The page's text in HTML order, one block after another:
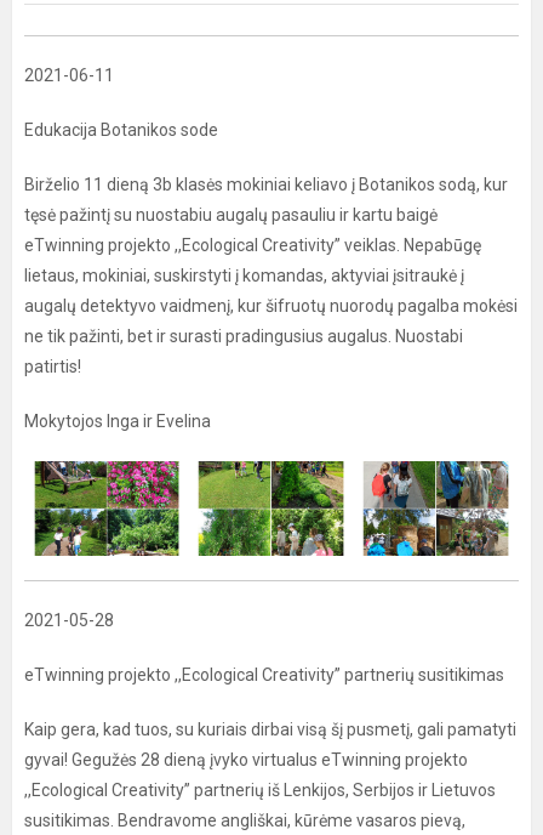
2021-06-11
Edukacija Botanikos sode
Birželio 11 dieną 3b klasės mokiniai keliavo į Botanikos sodą, kur
tęsė pažintį su nuostabiu augalų pasauliu ir kartu baigė
eTwinning projekto ,,Ecological Creativity” veiklas. Nepabūgę
lietaus, mokiniai, suskirstyti į komandas, aktyviai įsitraukė į
augalų detektyvo vaidmenį, kur šifruotų nuorodų pagalba mokėsi
ne tik pažinti, bet ir surasti pradingusius augalus. Nuostabi
patirtis!
Mokytojos Inga ir Evelina
2021-05-28
eTwinning projekto ,,Ecological Creativity” partnerių susitikimas
Kaip gera, kad tuos, su kuriais dirbai visą šį pusmetį, gali pamatyti
gyvai! Gegužės 28 dieną įvyko virtualus eTwinning projekto
,,Ecological Creativity” partnerių iš Lenkijos, Serbijos ir Lietuvos
susitikimas. Bendravome angliškai, kūrėme vasaros pievą,